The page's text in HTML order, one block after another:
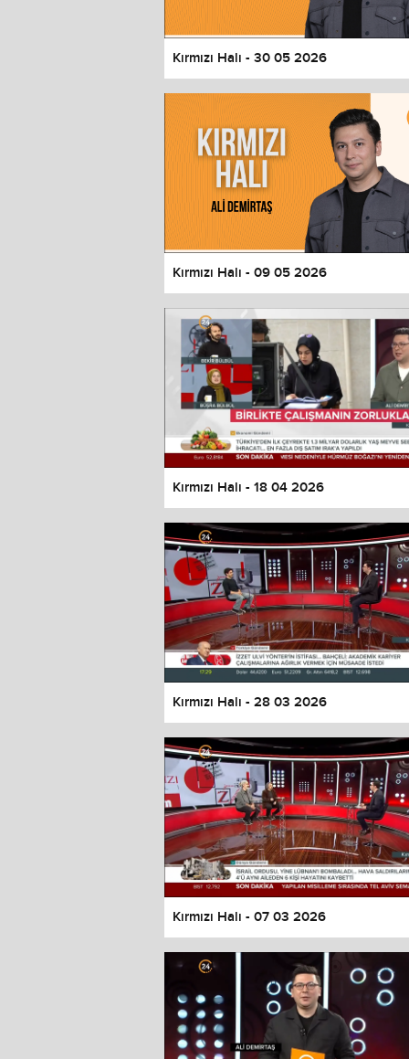
Kırmızı Halı - 30 05 2026
Kırmızı Halı - 09 05 2026
Kırmızı Halı - 18 04 2026
Kırmızı Halı - 28 03 2026
Kırmızı Halı - 07 03 2026